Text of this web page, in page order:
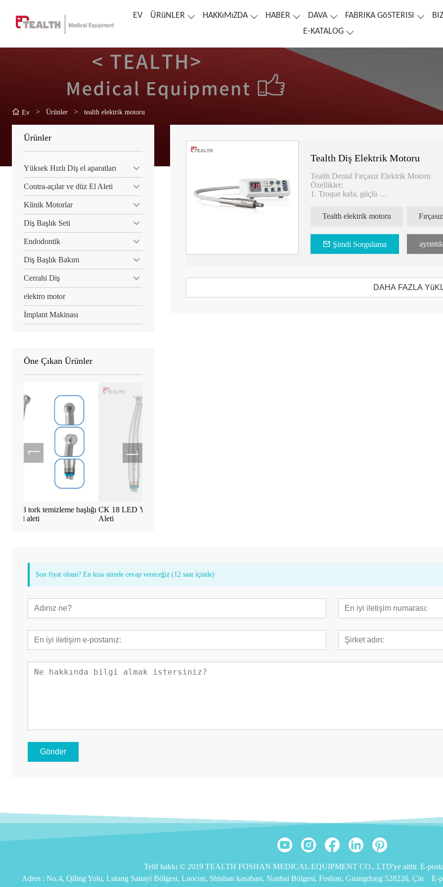
EV ÜRüNLER HAKKıMıZDA HABER DAVA FABRIKA GöSTERISI
E-KATALOG
Ev > Ürünler > tealth elektrik motoru
Ürünler
Yüksek Hızlı Diş el aparatları
Contra-açılar ve düz El Aleti
Klinik Motorlar
Diş Başlık Seti
Endodontik
Diş Başlık Bakım
Cerrahi Diş
elektro motor
İmplant Makinası
Öne Çıkan Ürünler
başlığı CK 18 LED Yüksek Hızlı Dişçi El
Aleti
Tealth Diş Elektrik Motoru
Tealth Dental Fırçasız Elektrik Motoru
Özellikler:
1. Troque kafa, güçlü
3. Motor boyutu: Φ22*L71mm
4. Gerilim: DC24V
- Motorlu: 1 adet
-Kontrol PC kartı: 1 adet
Tealth elektrik motoru
Şimdi Sorgulama
DAHA FAZLA
Son fiyat olsun? En kısa sürede cevap vereceğiz (12 saat içinde)
Gönder
Telif hakkı © 2019 TEALTH FOSHAN MEDICAL EQUIPMENT CO., LTD'ye aittir. E-
Adres : No.4, Qiling Yolu, Lutang Sanayi Bölgesi, Luocun, Shishan kasabası, Nanhai Bölgesi, Foshan, Guangdong 528226, Çin E-